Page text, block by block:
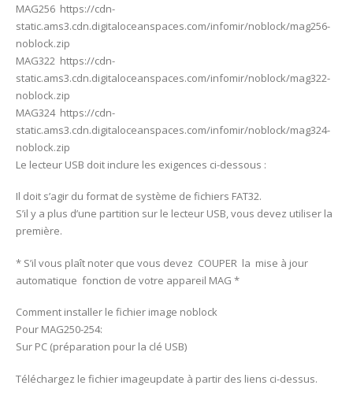
MAG256 https://cdn-
static.ams3.cdn.digitaloceanspaces.com/infomir/noblock/mag256-
noblock.zip
MAG322 https://cdn-
static.ams3.cdn.digitaloceanspaces.com/infomir/noblock/mag322-
noblock.zip
MAG324 https://cdn-
static.ams3.cdn.digitaloceanspaces.com/infomir/noblock/mag324-
noblock.zip
Le lecteur USB doit inclure les exigences ci-dessous :
Il doit s’agir du format de système de fichiers FAT32.
S’il y a plus d’une partition sur le lecteur USB, vous devez utiliser la
première.
* S’il vous plaît noter que vous devez COUPER la mise à jour
automatique fonction de votre appareil MAG *
Comment installer le fichier image noblock
Pour MAG250-254:
Sur PC (préparation pour la clé USB)
Téléchargez le fichier imageupdate à partir des liens ci-dessus.